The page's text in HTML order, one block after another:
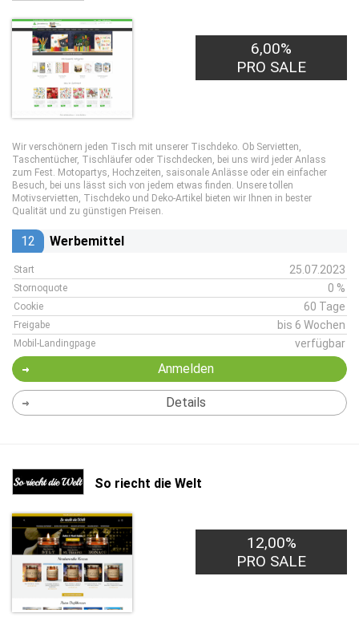
6,00%
PRO SALE
Wir verschönern jeden Tisch mit unserer Tischdeko. Ob Servietten,
Taschentücher, Tischläufer oder Tischdecken, bei uns wird jeder Anlass
zum Fest. Motopartys, Hochzeiten, saisonale Anlässe oder ein einfacher
Besuch, bei uns lässt sich von jedem etwas finden. Unsere tollen
Motivservietten, Tischdeko und Deko-Artikel bieten wir Ihnen in bester
Qualität und zu günstigen Preisen.
12 Werbemittel
Start 25.07.2023
Stornoquote 0 %
Cookie 60 Tage
Freigabe bis 6 Wochen
Mobil-Landingpage verfügbar
Anmelden
Details
So riecht die Welt
12,00%
PRO SALE